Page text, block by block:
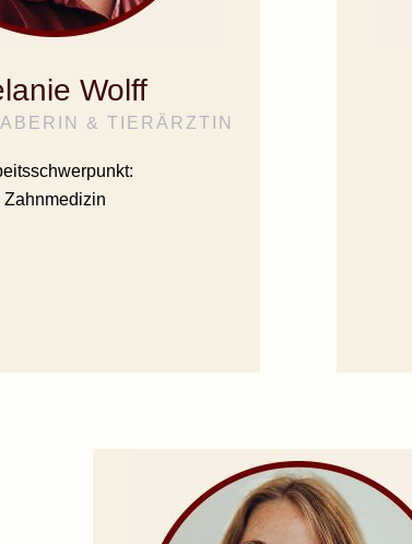
Wolff
& TIERÄRZTIN
Zahnmedizin